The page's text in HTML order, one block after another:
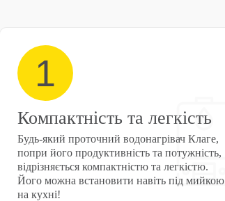
1
Компактність та легкість
Будь-який проточний водонагрівач Клаге,
попри його продуктивність та потужність,
відрізняється компактністю та легкістю.
Його можна встановити навіть під мийкою
на кухні!